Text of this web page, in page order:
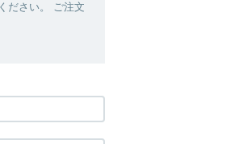
ださい。 ご注文